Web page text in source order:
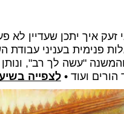
איך יתכן שעדיין לא
פנימית בעניני עבודת
"עשה לך רב", ונותן
הורים ועוד •לצפייה